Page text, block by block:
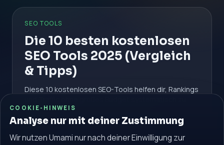
SEO TOOLS
Die 10 besten kostenlosen
SEO Tools 2025 (Vergleich
& Tipps)
Diese 10 kostenlosen SEO-Tools helfen dir, Rankings
verbessern.
#Google Search Console
COOKIE-HINWEIS
Analyse nur mit deiner Zustimmung
Wir nutzen Umami nur nach deiner Einwilligung zur